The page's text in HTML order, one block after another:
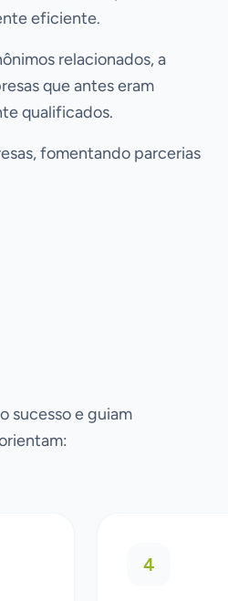
eficiente.
relacionados, a
que antes eram
qualificados.
fomentando parcerias
sucesso e guiam
4